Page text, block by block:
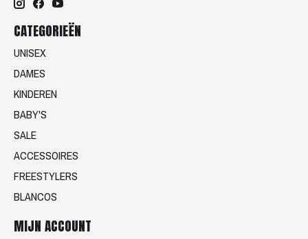
CATEGORIEËN
UNISEX
DAMES
KINDEREN
BABY'S
SALE
ACCESSOIRES
FREESTYLERS
BLANCOS
MIJN ACCOUNT